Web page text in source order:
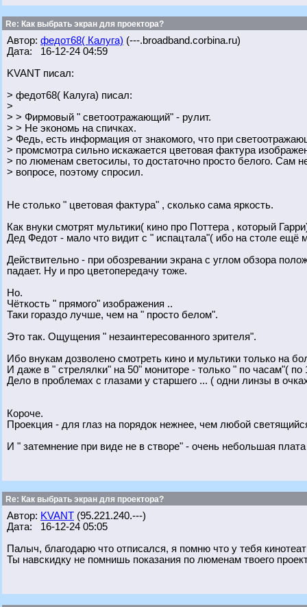
Re: Как выбрать экран для проектора?
Автор: федот68( Калуга) (---.broadband.corbina.ru)
Дата: 16-12-24 04:59
KVANT писал:
> федот68( Калуга) писал:
>
> > Фирмовый " светоотражающий" - рулит.
> > Не экономь на спичках.
> Федь, есть информация от знакомого, что при
> промсмотра сильно искажается цветовая фактура
> по люменам светосилы, то достаточно просто белого. Сам
> вопросе, поэтому спросил.
Не столько " цветовая фактура" , сколько сама яркость.
Как внуки смотрят мультики( кино про Поттера , который
Дед Федот - мало что видит с " испацтала"( ибо на столе ещё
Действительно - при обозревании экрана с углом обзора
падает. Ну и про цветопередачу тоже.
Но.
Чёткость " прямого" изображения ..
Таки гораздо лучше, чем на " просто белом".
Это так. Ощущения " незаинтересованного зрителя".
Ибо внукам дозволено смотреть кино и мультики только на
И даже в " стрелялки" на 50" мониторе - только " по часам"( по
Дело в проблемах с глазами у старшего ... ( одни линзы в
Короче.
Проекция - для глаз на порядок нежнее, чем любой
И " затемнение при виде не в створе" - очень небольшая
Re: Как выбрать экран для проектора?
Автор: KVANT (95.221.240.---)
Дата: 16-12-24 05:05
Палыч, благодарю что отписался, я помню что у тебя
Ты навскидку не помнишь показания по люменам твоего